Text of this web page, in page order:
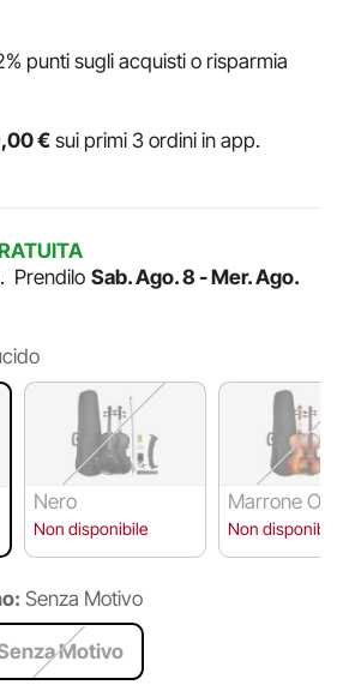
punti sugli acquisti o risparmia
,00€ sui primi 3 ordini in app.
. Prendilo Sab. Ago. 8 - Mer. Ago.
Nero
Non disponibile
Marrone
Non disponibile
Senza Motivo
Motivo